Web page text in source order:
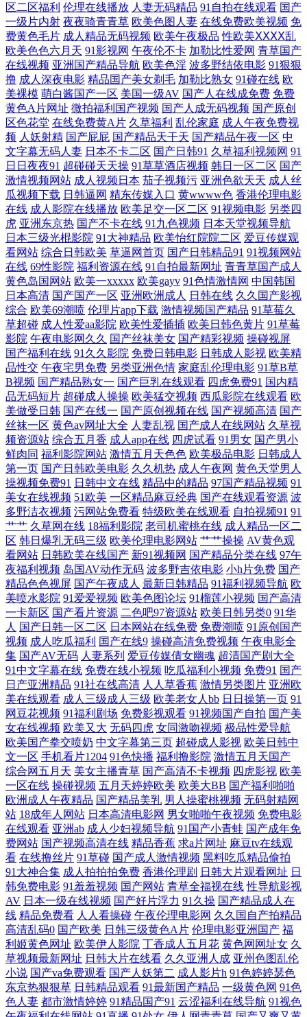
91 91白丝白虎 91网视频 草逼福利视频导航 国产97深夜福利 国产精品无毛
自慰 九一日韩 久久国产乱子 色中色尹人影院 日韩狼友网 日本在线wwww
深夜福利导航站 日韩视频福利导航 色香淫视综合 日韩色图色色 亚洲欧美
日韩簧片 亚洲三级电 91手机在线视频 91原创社区 av三级网址 AV在线资
源导航 91视频熟女 avtb麻豆花绯 A片免费网址 国产ts片网址 国产自拍三级
蜜桃网性爱 欧美色淫色 欧洲成人性爱AV 午夜AV剧院 午夜色口导航 91黑
丝在线观看 91嫖娼 av老司机亚洲 国产日韩乱 韩国伦理合集 海角天涯91社
区 福利久久老司机 欧美成人网页 人人妻人人插 日本肏屄网 日韩av网站大
全 熟女人妻一二区 91探花黄色视频 91亚洲做爱视频 AV无码导航 91伊人
五月天 国产HD网址 黑人曹逼 国产精品自拍在线 国产精品国产精品 另类
人妖网站 欧洲午夜福利片 日韩A片大区 亚洲性爱影院 变态另类无码 福利
导航第一 激情91大情 激情综合涩涩网 欧美色色自拍 色偷拍网 自慰喷涌一
线天 91次园 自拍超碰超碰 亚洲日本性爱 亚洲金典AA 操碰福利 欧洲午夜
福利片 日韩欧美群P 午夜精品伦理 亚洲色情操逼网 AV福利色站导航 AV
伊人大香蕉 变态另类色图 白洁小晶 国产久艹视频 国产偷拍WWW 国产区
一页精品区 国产精品v 福利社免费体验黄 精免费国产 青娱乐豆花视频 超
碰在线精品 国产操女人 欧美成人性交影院 青青草狼友集中营 欧美色网网
址 欧美综合婷婷 午夜看片 亚洲欧美ts热舞 香蕉大香蕉久 午夜激情影院 午
夜激情影院 国产激情另类 日本做爱91视屏 日本做爱暖暖 日韩成人高清永
久 91红杏网站 最新地址91 久草性生活片 久久精品综合在线 久久草久久爽
日韩一区二区 伪娘互操 伊人久爱成人 亚洲国产日韩系列 成人中文字幕一
区 国产欧美日韩另类 欧美激情rp 欧美日爽爽 欧美丝袜婷婷 日韩人妖 天天
干视频 丝袜美尻人妻偷拍 宅女好色图 国产乱轮v 老湿机激情影视 欧美第
一页导航 日韩AA电影院 婷婷成人淫网 最新三级片网站 51国产精品 91免
费在线视频 91怕怕 91在线swag 黄色A片导航 美女网站在线观看 成人91电
影院 天天天干天天天干 免费的肏屄网址 在线看污视频 豆花在线免费社区
亚洲色色网站 在线成人福利av 人人操欧美精品 伊人大香蕉91 九九福利社
91先生大战琪琪 日韩草操 国产91黑丝高跟 91AV欧美 另类在线 国产瑟瑟
在线 麻豆爱豆村映画 超碰tv 日韩欧美中 丁香五月性交网友 亚洲很很肏一
级 久久精品综合在线 视频在线第91页 91在线观看资源 美女干逼 日韩在线
区二区福利 伦理在线播放 人妻无码精品 91自拍在线观看 国产
一级片内射 夜夜骑青青草 欧美色图人妻 在线免费欧美视频 免
费黄色毛片 成人精品无码视频 欧美午夜极品 性欧美ⅩⅩⅩⅩ乱
欧美色色六月天 91影视网 午夜伦不卡 加勒比性爱网 青草国产
在线视频 亚洲国产精品导航 欧美色淫 波多野结依电影 91狠狠
撸 成人深夜电影 精品国产美女剃毛 加勒比熟女 91碰在线 欧
美裸模 萌白酱国产一区 美国一级AV 国产人在线成免费 免费
黄色A片网址 微拍福利国产视频 国产人成无码视频 国产原创
区色花堂 在线免费黄A片 久草福利 乱伦家庭 成人午夜免费视
频 人妖射精 国产屁屁 国产精品天干天 国产精品午夜一区 中
文字幕无码人妻 日本不卡二区 国产日韩91 久草福利视频网 91
日日夜夜91 超碰碰天天操 91草草酒店视频 韩日一区二区 国产
激情视频网站 成人视频日本 茄子视频污 亚洲色欲天天 成人丝
瓜视频下载 日韩逼网 精东传媒入口 黄wwww色 香港伦理电影
在线 成人影院在线播放 欧美足交一区二区 91视频电影 另类四
虎 亚洲东京热 国产不卡在线 91九色视频 日本天堂视频导航
日本三级光棍影院 91大神精品 欧美怡红院院二区 爱豆传媒观
看网站 综合日韩欧美 草逼网首页 国产日韩精品91 91视频网站
在线 69性影院 福利资源在线 91自拍最新网址 青青草国产成人
黄色岛国网站 欧美一xxxxx 欧美gayv 91色情激情网 中国韩国
日本高清 国产国产一区 亚洲欧洲成人 日韩在线 久久国产影视
综合 欧美69潮喷 伦理片app下载 激情视频国产精品 91草莓久
草超碰 成人性爱aa影院 欧美性爱插插 欧美日韩色黄片 91草莓
影院 午夜电影网久久 国产丝袜美女 国产精彩视频 操碰视屏
国产福利在线 91久久影院 免费日韩电影 日韩成人影视 欧美精
品性交 午夜宅男免费 另类亚洲色情 家庭乱伦理电影 91草B草
B视频 国产精品熟女一 国产巨乳在线观看 四虎免费91 国内精
品无码短片 超碰成人操操 欧美猛交视频 西瓜影院在线观看 欧
美做受日韩 国产在线一 国产原创视频在线 国产视频高清 国产
丝袜一区 黄色av网址大全 人妻乱视 国产成人在线网站 久草视
频资源站 综合五月香 成人app在线 四虎试看 91男女 国产男小
鲜肉同 福利影院网站 激情五月天色色 欧美极品电影 日韩成人
第一页 国产日韩欧美电影 久久机热 成人午夜网 黄色天堂男人
操视频免费91 日韩中文在线 精品中的精品 97国产精品视频 91
美女在线视频 51欧美 一区精品麻豆经典 国产在线观看资源 波
多野洁衣视频 污网站免费看 特级欧美在线观看 自拍视频91 91
艹艹 久草网在线 18福利影院 老司机蜜桃在线 成人精品一区二
区 韩日爆乳无码三级 欧美伦理电影网站 艹艹操操 AV黄色观
看网站 日韩欧美在线国产 新91视频网 国产精品分类在线 97午
夜福利视频 岛国AV动作无码 波多野吉依电影 小h片免费 国产
精品色色视屏 国产午夜成人 最新日韩精品 91福利视频导航 欧
美喷水影院 91爱爱视频 欧美色图论坛 91榴莲小视频 国产高清
一卡新区 国产看片资源 二色吧97资源站 欧美日韩另类0 91华
人 国产日韩一区二区 日本网站在线免费 免费潮喷 91原创国产
视频 成人吃瓜福利 国产在线9 操碰高清免费视频 午夜电影全
集 国产AV无码 人妻系列 爱豆传媒倩女幽魂 超清国产剧大全
91中文字幕在线 免费在线小视频 吃瓜福利小视频 免费91 国产
日产亚洲精品 91社在线高清 人人草香蕉 激情另类图片 亚洲欧
美在线观看 成人三级成人三级 欧美老女人bb 日日操第一页 91
网豆花视频 91福利剧场 免费影视观看 91视频国产自拍 国产美
女在线视频 欧美又大 无码四虎 女同激吻视频 极品性爱导航
欧美国产拳交喷奶 中文字幕第三页 超碰成人影视 欧美日韩中
文一区 手机看片1204 91色快播 福利撸影院 激情五月天国产
综合网五月天 美女主播青草 国产高清不卡视频 四虎影视 欧美
一区在线 操碰视频 五月天婷婷欧美 欧美大BB 国产福利啪啪
欧洲成人午夜精品 国产精品美乳 男人操蜜桃视频 无码射精网
站 18成年人网站 日本高清电影网 男女啪啪午夜视频 免费电影
在线观看 亚洲ab 成人少妇视频导航 91国产小青蛙 国产成年免
费网站 国产视频高清在线 精品香蕉 求a片网址 麻豆tv在线观
看 在线撸丝片 91草碰 国产成人激情视频 黑料吃瓜精品偷拍
91大神合集 成人拍拍拍免费 香港伦理剧 日韩大片观看网址 日
韩免费电影 91羞羞视频 国产网站 青草全福视在线 性导航影视
AV 日本一级在线视频 国产好片浮力 91久操 国产精品成人在
线 精品免费看 人人看操碰 午夜伦理电影网 久久国自产拍精品
高清乱码0 国产欧美 日韩三级黄色A片 伦理电影亚洲国产 福
利姬黄色网址 欧美伊人影院 丁香成人五月花 黄色网网址女 久
草视频最新网址 日韩大片在线看 久久亚洲人成 亚州色图乱伦
小说 国产va免费观看 国产人妖第二 成人影片h 91色婷婷瑟色
东京热狠狠草 日韩精品观看 91最新国产精品 一级黄色网 91色
色人妻 都市激情婷婷 91精品国产91 云涩福利在线导航 91视色